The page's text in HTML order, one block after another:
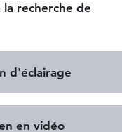
la recherche de
d'éclairage
en vidéo